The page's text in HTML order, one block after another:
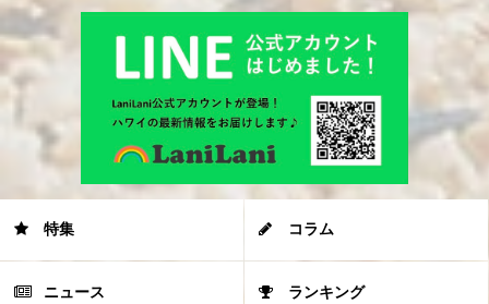
特集 コラム
ニュース ランキング